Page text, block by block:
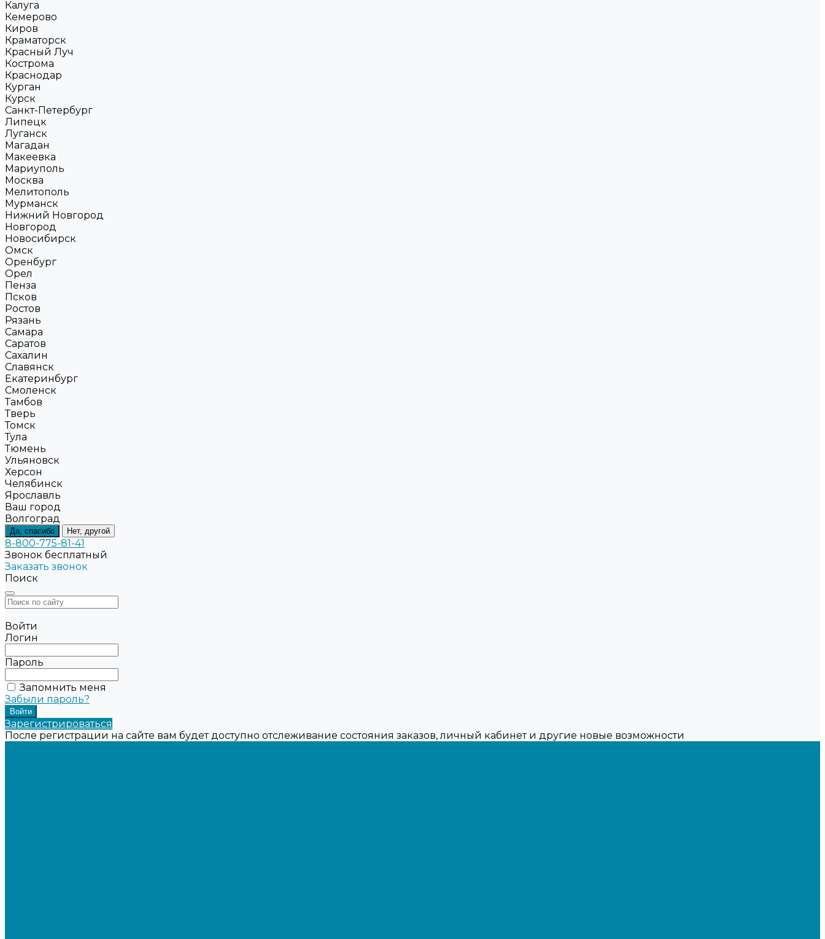
Калуга
Кемерово
Киров
Краматорск
Красный Луч
Кострома
Краснодар
Курган
Курск
Санкт-Петербург
Липецк
Луганск
Магадан
Макеевка
Мариуполь
Москва
Мелитополь
Мурманск
Нижний Новгород
Новгород
Новосибирск
Омск
Оренбург
Орел
Пенза
Псков
Ростов
Рязань
Самара
Саратов
Сахалин
Славянск
Екатеринбург
Смоленск
Тамбов
Тверь
Томск
Тула
Тюмень
Ульяновск
Херсон
Челябинск
Ярославль
Ваш город
Волгоград
Да, спасибо Нет, другой
8-800-775-81-41
Звонок бесплатный
Заказать звонок
Поиск
Войти
Логин
Пароль
Запомнить меня
Забыли пароль?
Зарегистрироваться
После регистрации на сайте вам будет доступно отслеживание состояния заказов, личный кабинет и другие новые возможности